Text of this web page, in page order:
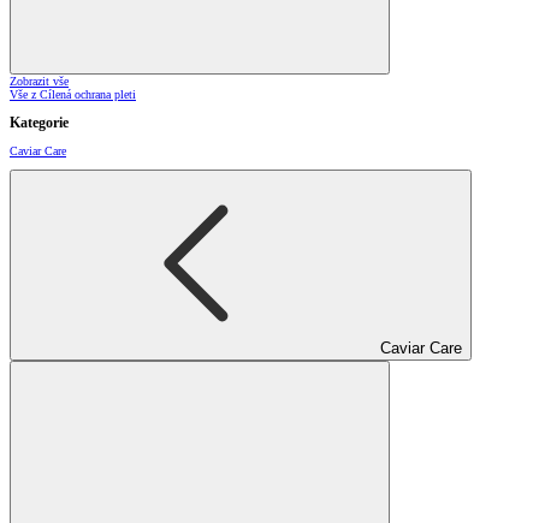
Zobrazit vše
Vše z Cílená ochrana pleti
Kategorie
Caviar Care
Caviar Care